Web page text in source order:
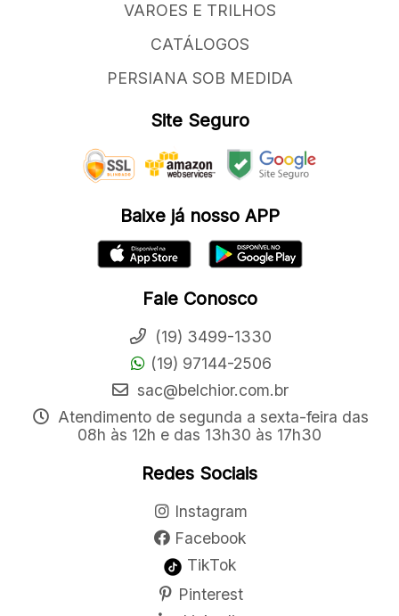
VAROES E TRILHOS
CATÁLOGOS
PERSIANA SOB MEDIDA
Site Seguro
Baixe já nosso APP
Fale Conosco
(19) 3499-1330
(19) 97144-2506
sac@belchior.com.br
Atendimento de segunda a sexta-feira das
08h às 12h e das 13h30 às 17h30
Redes Sociais
Instagram
Facebook
TikTok
Pinterest